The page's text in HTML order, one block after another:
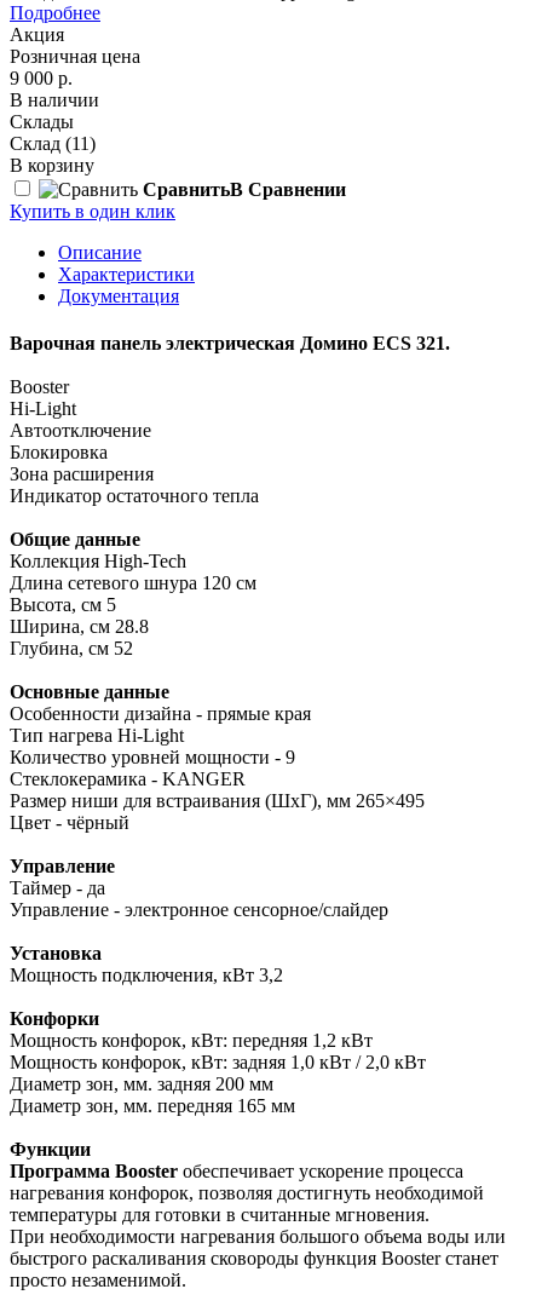
Подробнее
Акция
Розничная цена
9 000 р.
В наличии
Склады
Склад (11)
В корзину
СравнитьВ Сравнении
Купить в один клик
Описание
Характеристики
Документация
Варочная панель электрическая Домино ECS 321.
Booster
Hi-Light
Автоотключение
Блокировка
Зона расширения
Индикатор остаточного тепла
Общие данные
Коллекция High-Tech
Длина сетевого шнура 120 см
Высота, см 5
Ширина, см 28.8
Глубина, см 52
Основные данные
Особенности дизайна - прямые края
Тип нагрева Hi-Light
Количество уровней мощности - 9
Стеклокерамика - KANGER
Размер ниши для встраивания (ШхГ), мм 265×495
Цвет - чёрный
Управление
Таймер - да
Управление - электронное сенсорное/слайдер
Установка
Мощность подключения, кВт 3,2
Конфорки
Мощность конфорок, кВт: передняя 1,2 кВт
Мощность конфорок, кВт: задняя 1,0 кВт / 2,0 кВт
Диаметр зон, мм. задняя 200 мм
Диаметр зон, мм. передняя 165 мм
Функции
Программа Booster обеспечивает ускорение процесса
нагревания конфорок, позволяя достигнуть необходимой
температуры для готовки в считанные мгновения.
При необходимости нагревания большого объема воды или
быстрого раскаливания сковороды функция Booster станет
просто незаменимой.